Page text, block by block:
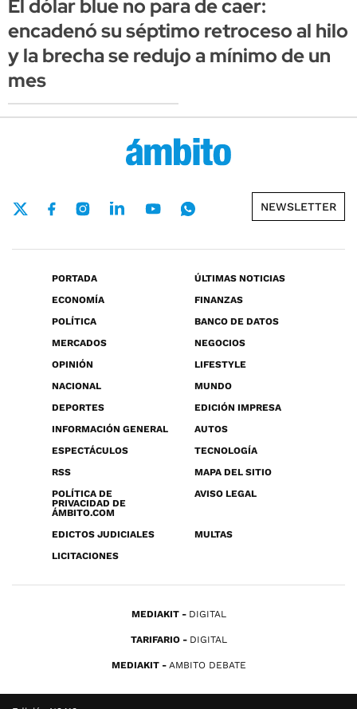
El dólar blue no para de caer:
encadenó su séptimo retroceso al hilo
y la brecha se redujo a mínimo de un
mes
NEWSLETTER
PORTADA
ÚLTIMAS NOTICIAS
ECONOMÍA
FINANZAS
POLÍTICA
BANCO DE DATOS
MERCADOS
NEGOCIOS
OPINIÓN
LIFESTYLE
NACIONAL
MUNDO
DEPORTES
EDICIÓN IMPRESA
INFORMACIÓN GENERAL
AUTOS
ESPECTÁCULOS
TECNOLOGÍA
RSS
MAPA DEL SITIO
POLÍTICA DE
PRIVACIDAD DE
ÁMBITO.COM
AVISO LEGAL
EDICTOS JUDICIALES
MULTAS
LICITACIONES
MEDIAKIT DIGITAL
TARIFARIO DIGITAL
MEDIAKIT AMBITO DEBATE